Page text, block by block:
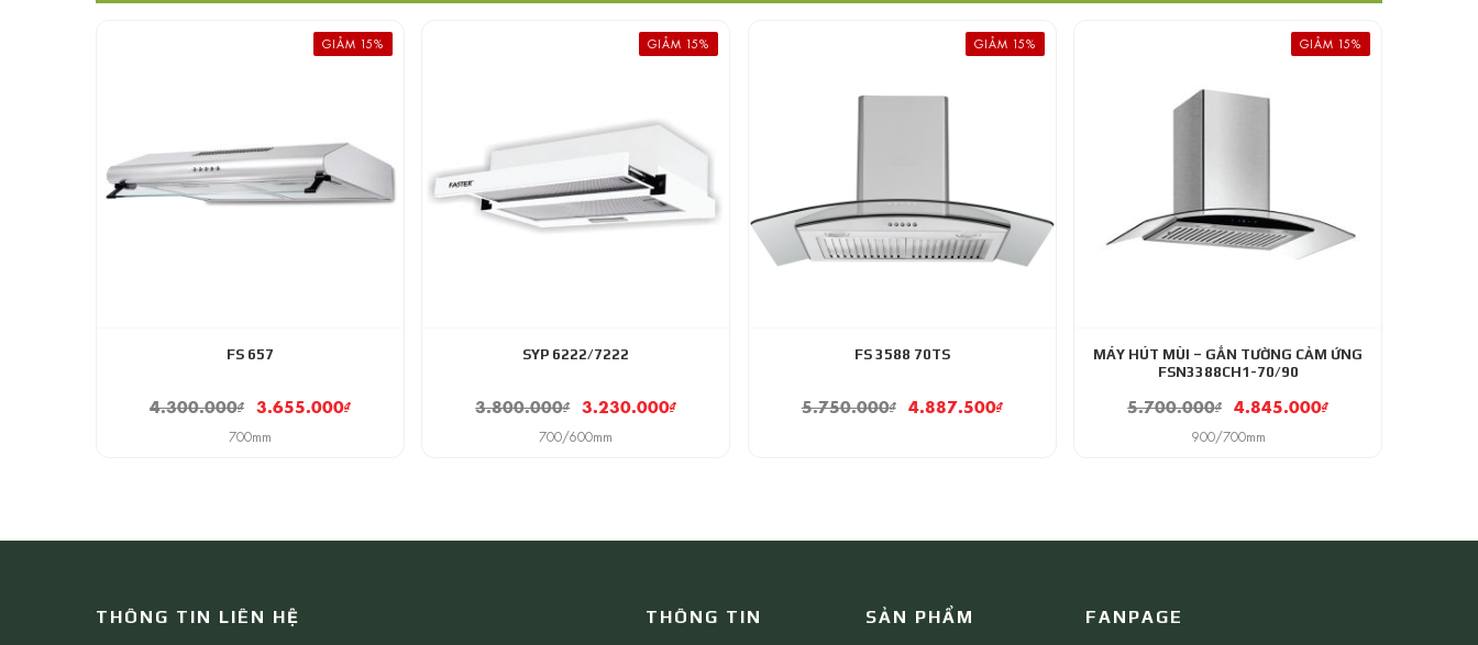
GIẢM 15%
FS 657
4.300.000₫ 3.655.000₫
700mm
GIẢM 15%
SYP 6222/7222
3.800.000₫ 3.230.000₫
700/600mm
GIẢM 15%
FS 3588 70TS
5.750.000₫ 4.887.500₫
GIẢM 15%
MÁY HÚT MÙI – GẮN TƯỜNG CẢM ỨNG
FSN3388CH1-70/90
5.700.000₫ 4.845.000₫
900/700mm
THÔNG TIN LIÊN HỆ THÔNG TIN SẢN PHẨM FANPAGE